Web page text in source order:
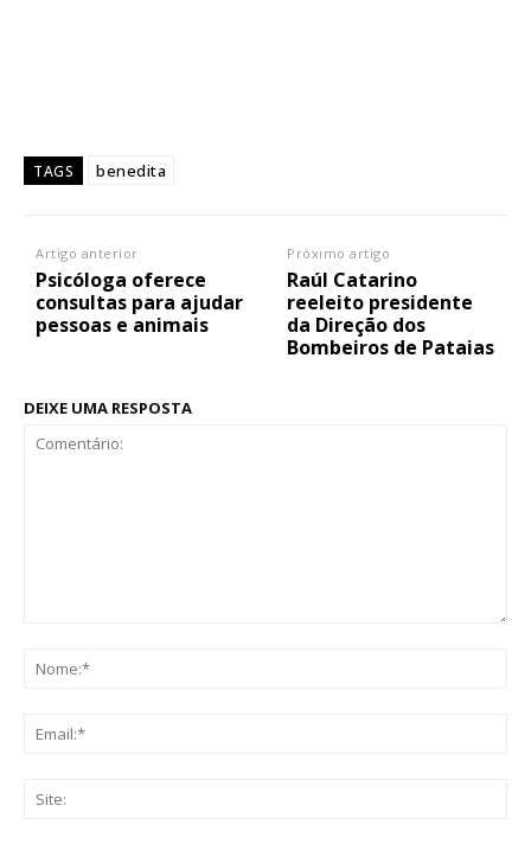
TAGS benedita
Artigo anterior
Psicóloga oferece
consultas para ajudar
pessoas e animais
Próximo artigo
Raúl Catarino
reeleito presidente
da Direção dos
Bombeiros de Pataias
DEIXE UMA RESPOSTA